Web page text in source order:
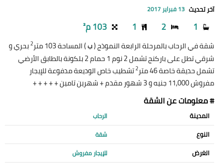
آخر تحديث 13 فبراير 2017
1
2
1 103 م²
شقة في الرحاب بالمرحلة الرابعة النموذج (ب) المساحة 103 متر 2بحري و
شرقي تطل على باركنج تشمل 2 نوم 1 حمام 2 بلكونة بالطابق الأرضي
تشمل حديقة خاصة 46 متر
2تشطيب خاص الوديعة مدفوعة للإيجار
مفروش 11,000 جنيه و 3 شهور مقدم + شهرين تامين + + + + +
# معلومات عن الشقة
المدينة الرحاب
النوع شقة
الغرض للإيجار مفروش